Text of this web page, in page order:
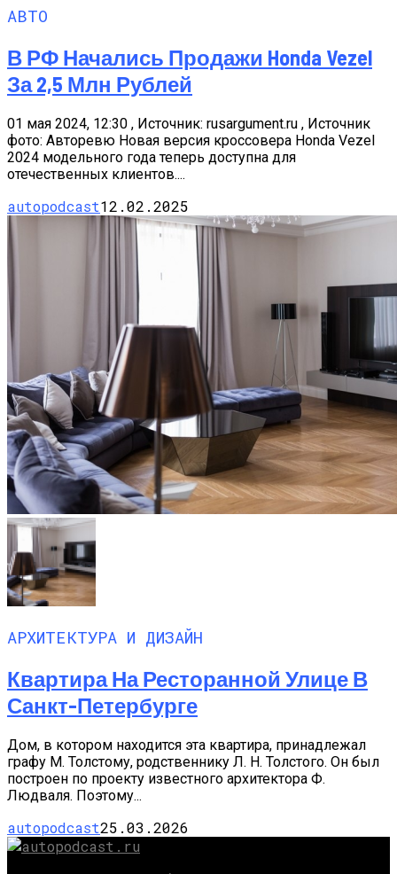
АВТО
В РФ Начались Продажи Honda Vezel
За 2,5 Млн Рублей
01 мая 2024, 12:30 , Источник: rusargument.ru , Источник
фото: Авторевю Новая версия кроссовера Honda Vezel
2024 модельного года теперь доступна для
отечественных клиентов....
autopodcast12.02.2025
АРХИТЕКТУРА И ДИЗАЙН
Квартира На Ресторанной Улице В
Санкт-Петербурге
Дом, в котором находится эта квартира, принадлежал
графу М. Толстому, родственнику Л. Н. Толстого. Он был
построен по проекту известного архитектора Ф.
Людваля. Поэтому...
autopodcast25.03.2026